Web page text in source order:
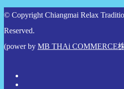
© Copyright Chiangmai Relax
Reserved.
(power by MB THAi COMMERCE